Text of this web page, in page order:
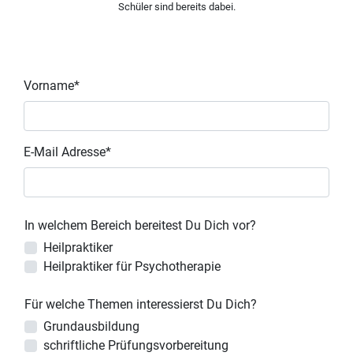
Schüler sind bereits dabei.
Vorname*
E-Mail Adresse*
In welchem Bereich bereitest Du Dich vor?
Heilpraktiker
Heilpraktiker für Psychotherapie
Für welche Themen interessierst Du Dich?
Grundausbildung
schriftliche Prüfungsvorbereitung